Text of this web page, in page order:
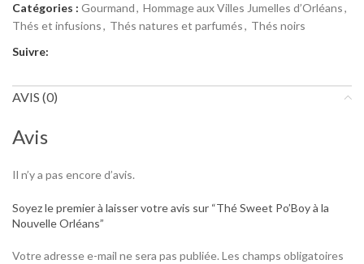
Catégories : Gourmand, Hommage aux Villes Jumelles d’Orléans,
Thés et infusions, Thés natures et parfumés, Thés noirs
Suivre:
AVIS (0)
Avis
Il n’y a pas encore d’avis.
Soyez le premier à laisser votre avis sur “Thé Sweet Po’Boy à la
Nouvelle Orléans”
Votre adresse e-mail ne sera pas publiée. Les champs obligatoires